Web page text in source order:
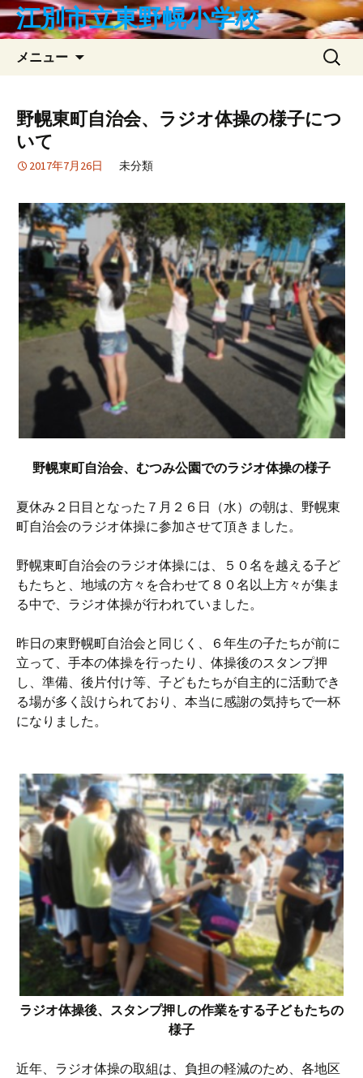
コ
ン 江別市立東野幌小学校
メニュー
検
索:
野幌東町自治会、ラジオ体操の様子につ
いて
2017年7月26日 未分類
野幌東町自治会、むつみ公園でのラジオ体操の様子
夏休み２日目となった７月２６日（水）の朝は、野幌東
町自治会のラジオ体操に参加させて頂きました。
野幌東町自治会のラジオ体操には、５０名を越える子ど
もたちと、地域の方々を合わせて８０名以上方々が集ま
る中で、ラジオ体操が行われていました。
昨日の東野幌町自治会と同じく、６年生の子たちが前に
立って、手本の体操を行ったり、体操後のスタンプ押
し、準備、後片付け等、子どもたちが自主的に活動でき
る場が多く設けられており、本当に感謝の気持ちで一杯
になりました。
ラジオ体操後、スタンプ押しの作業をする子どもたちの
様子
近年、ラジオ体操の取組は、負担の軽減のため、各地区